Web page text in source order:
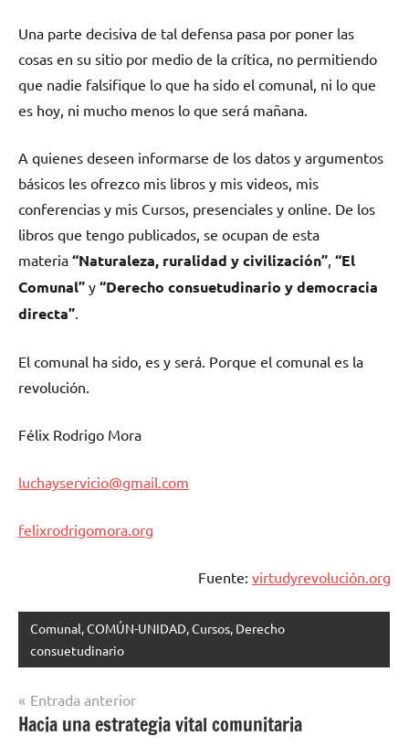
Una parte decisiva de tal defensa pasa por poner las
cosas en su sitio por medio de la crítica, no permitiendo
que nadie falsifique lo que ha sido el comunal, ni lo que
es hoy, ni mucho menos lo que será mañana.
A quienes deseen informarse de los datos y argumentos
básicos les ofrezco mis libros y mis videos, mis
conferencias y mis Cursos, presenciales y online. De los
libros que tengo publicados, se ocupan de esta
materia “Naturaleza, ruralidad y civilización” “El
Comunal” y “Derecho consuetudinario y democracia
directa”
El comunal ha sido, es y será. Porque el comunal es la
revolución.
Félix Rodrigo Mora
luchayservicio@gmail.com
felixrodrigomora.org
Fuente: virtudyrevolución.org
Comunal, COMÚN-UNIDAD, Cursos, Derecho
consuetudinario
Navegación
de
Entrada anterior
Hacia una estrategia vital comunitaria